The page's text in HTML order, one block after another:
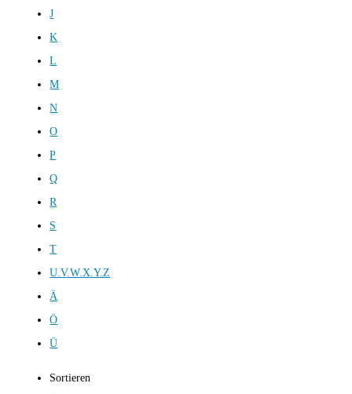
J
K
L
M
N
O
P
Q
R
S
T
U.V.W.X.Y.Z
Ä
Ö
Ü
Sortieren